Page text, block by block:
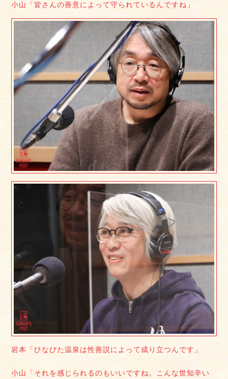
小山「皆さんの善意によって守られているんですね」
岩本「ひなびた温泉は性善説によって成り立つんです」
小山「それを感じられるのもいいですね。こんな世知辛い